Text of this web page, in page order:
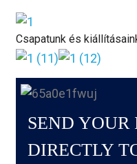
Csapatunk és
SEND
DIRECTLY